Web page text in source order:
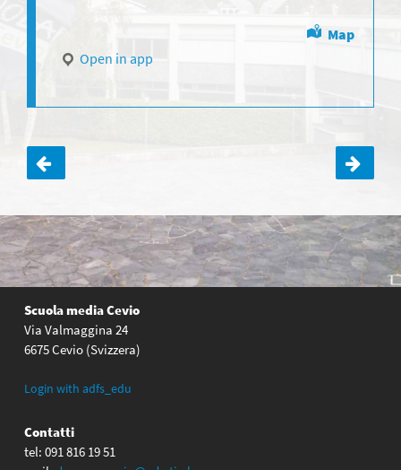
Map
Open in app
Navigazione
articoli
Scuola media Cevio
Via Valmaggina 24
6675 Cevio (Svizzera)
Login with adfs_edu
Contatti
tel: 091 816 19 51